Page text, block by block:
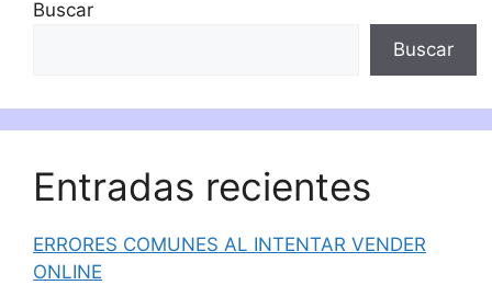
Buscar
Buscar
Entradas recientes
ERRORES COMUNES AL INTENTAR VENDER
ONLINE